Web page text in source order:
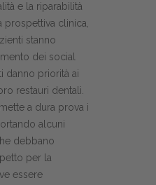
e la riparabilità
prospettiva clinica,
stanno
dei social
danno priorità ai
restauri dentali.
a dura prova i
alcuni
debbano
per la
essere